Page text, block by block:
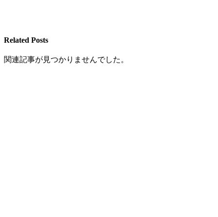
Related Posts
関連記事が見つかりませんでした。